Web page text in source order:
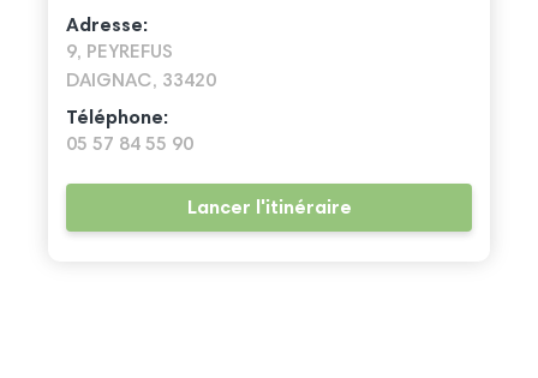
Adresse:
9, PEYREFUS
DAIGNAC, 33420
Téléphone:
05 57 84 55 90
Lancer l'itinéraire